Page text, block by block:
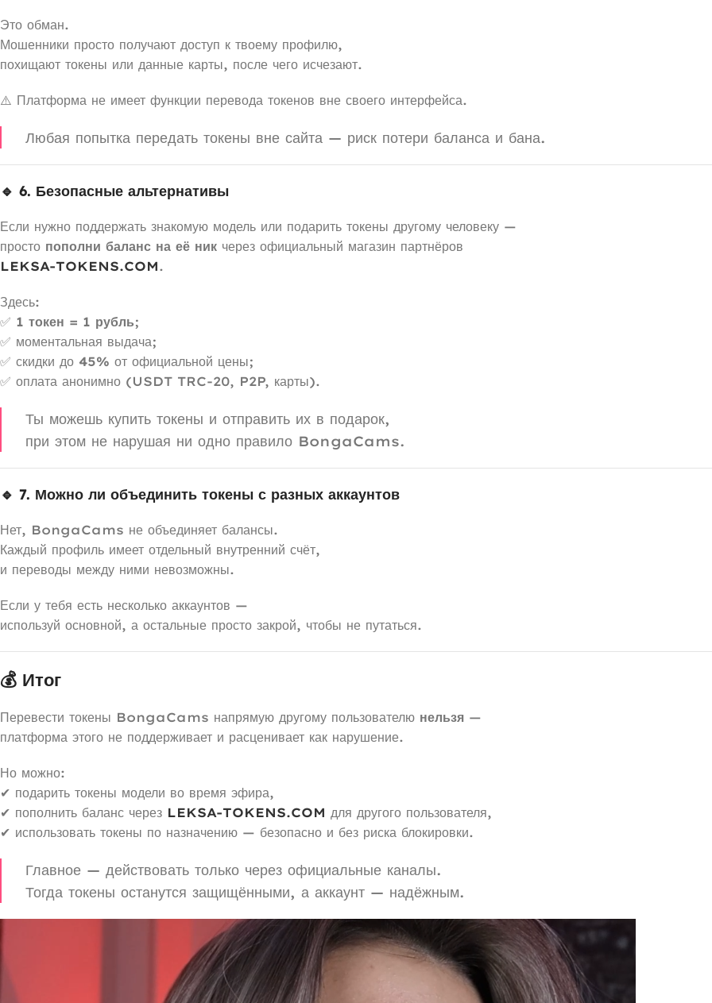
Это обман.
Мошенники просто получают доступ к твоему профилю,
похищают токены или данные карты, после чего исчезают.
⚠️ Платформа не имеет функции перевода токенов вне своего интерфейса.
Любая попытка передать токены вне сайта — риск потери баланса и бана.
🔹 6. Безопасные альтернативы
Если нужно поддержать знакомую модель или подарить токены другому человеку —
просто пополни баланс на её ник через официальный магазин партнёров
LEKSA-TOKENS.COM.
Здесь:
✅ 1 токен = 1 рубль;
✅ моментальная выдача;
✅ скидки до 45% от официальной цены;
✅ оплата анонимно (USDT TRC-20, P2P, карты).
Ты можешь купить токены и отправить их в подарок,
при этом не нарушая ни одно правило BongaCams.
🔹 7. Можно ли объединить токены с разных аккаунтов
Нет, BongaCams не объединяет балансы.
Каждый профиль имеет отдельный внутренний счёт,
и переводы между ними невозможны.
Если у тебя есть несколько аккаунтов —
используй основной, а остальные просто закрой, чтобы не путаться.
💰 Итог
Перевести токены BongaCams напрямую другому пользователю нельзя —
платформа этого не поддерживает и расценивает как нарушение.
Но можно:
✔ подарить токены модели во время эфира,
✔ пополнить баланс через LEKSA-TOKENS.COM для другого пользователя,
✔ использовать токены по назначению — безопасно и без риска блокировки.
Главное — действовать только через официальные каналы.
Тогда токены останутся защищёнными, а аккаунт — надёжным.